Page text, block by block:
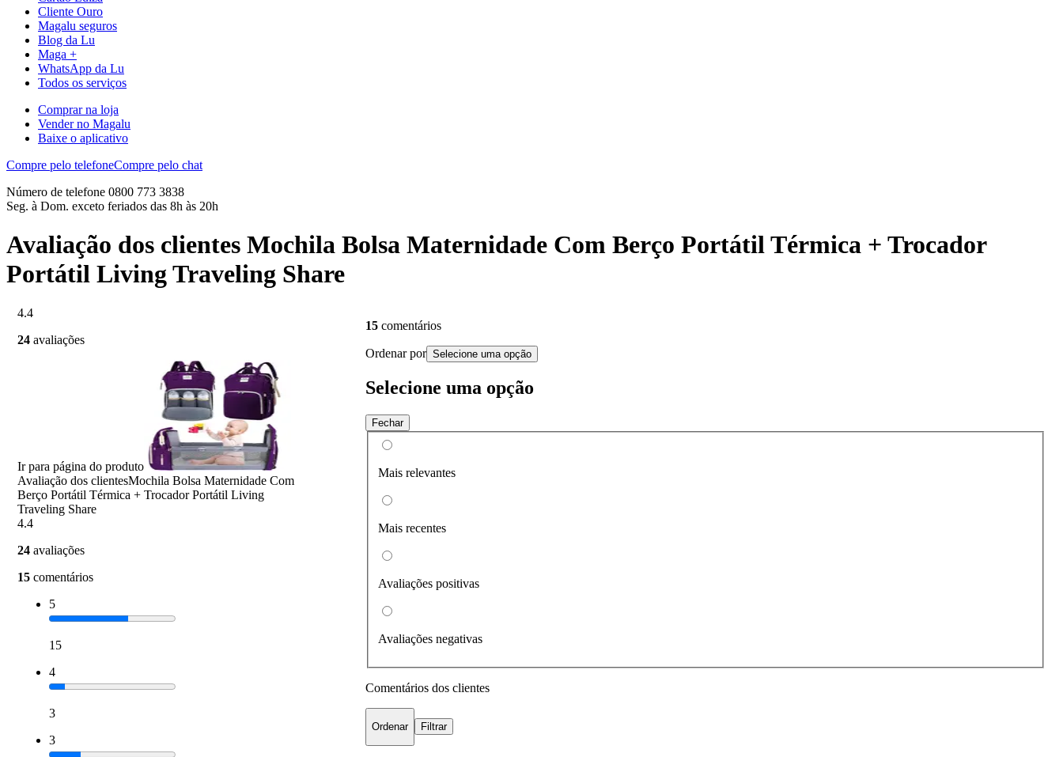
Cliente Ouro
Magalu seguros
Blog da Lu
Maga +
WhatsApp da Lu
Todos os serviços
Comprar na loja
Vender no Magalu
Baixe o aplicativo
Compre pelo telefoneCompre pelo chat
Número de telefone 0800 773 3838
Seg. à Dom. exceto feriados das 8h às 20h
Avaliação dos clientes Mochila Bolsa Maternidade Com Berço Portátil Térmica + Trocador
Portátil Living Traveling Share
4.4
24 avaliações
Ir para página do produto
Avaliação dos clientesMochila Bolsa Maternidade Com
Berço Portátil Térmica + Trocador Portátil Living
Traveling Share
4.4
24 avaliações
15 comentários
5
15
4
3
3
15 comentários
Ordenar por Selecione uma opção
Selecione uma opção
Fechar
Mais relevantes
Mais recentes
Avaliações positivas
Avaliações negativas
Comentários dos clientes
Ordenar Filtrar